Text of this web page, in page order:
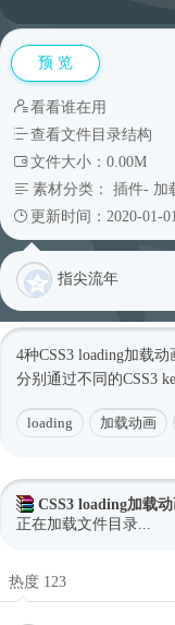
预 览
看看谁在用
查看文件目录结构
文件大小：0.00M
素材分类： 插件- 加
更新时间：2020-01-01
指尖流年
4种CSS3 loading加载
分别通过不同的CSS3
loading 加载动画
CSS3 loading加载
正在加载文件目录...
热度 123